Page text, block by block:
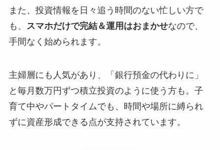
また、投資情報を日々追う時間のない忙しい方で
も、
スマホだけで完結＆運用はおまかせなので、
手間なく始められます。
主婦層にも人気があり、「銀行預金の代わりに」
と毎月数万円ずつ積立投資のように使う方も。子
育て中やパートタイムでも、時間や場所に縛られ
ずに資産形成できる点が支持されています。